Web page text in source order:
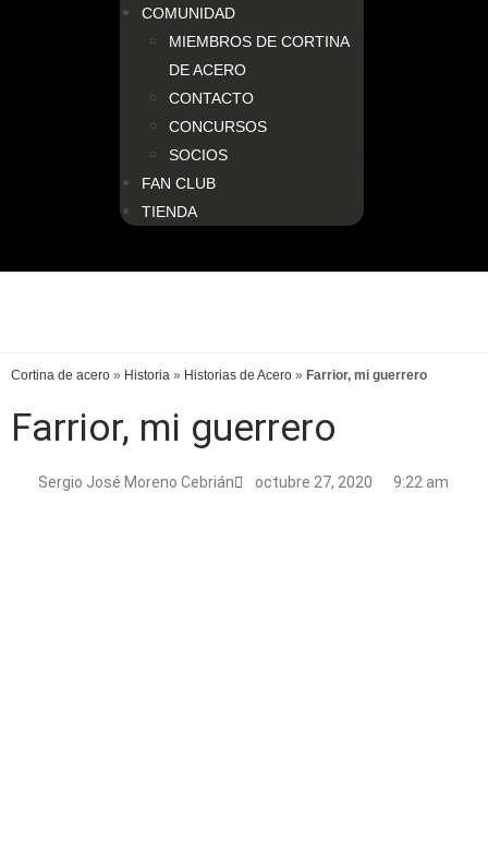
COMUNIDAD
MIEMBROS DE CORTINA
DE ACERO
CONTACTO
CONCURSOS
SOCIOS
FAN CLUB
TIENDA
Cortina de acero » Historia » Historias de Acero » Farrior, mi guerrero
Farrior, mi guerrero
Sergio José Moreno Cebrián octubre 27, 2020 9:22 am